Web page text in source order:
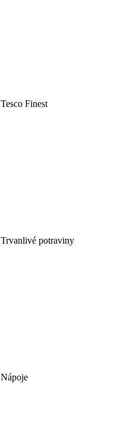
Tesco Finest
Trvanlivé potraviny
Nápoje